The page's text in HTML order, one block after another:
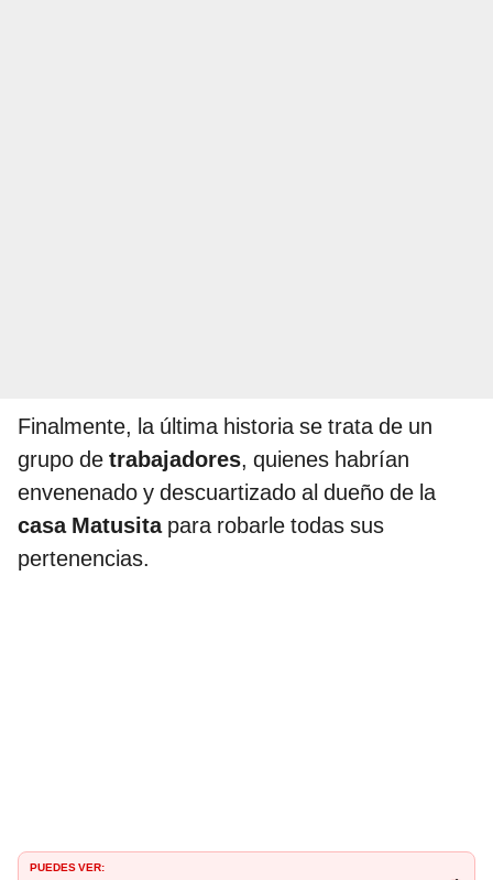
Finalmente, la última historia se trata de un
grupo de trabajadores, quienes habrían
envenenado y descuartizado al dueño de la
casa Matusitapara robarle todas sus
pertenencias.
PUEDES VER: